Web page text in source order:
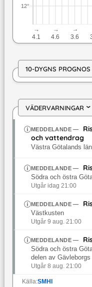
12°
↓
4.1
↓
4.6
↓
3.6
10-DYGNS PROGNOS
VÄDERVARNINGAR
MEDDELANDE—
och vattendrag
Västra Götalands län
MEDDELANDE—
Södra och östra
Utgår idag 21:00
MEDDELANDE—
Västkusten
Utgår 9 aug. 21:00
MEDDELANDE—
Södra och östra
delen av Gävleborgs
Utgår 8 aug. 21:00
Källa:SMHI